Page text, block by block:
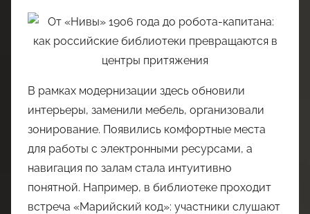
В рамках модернизации здесь обновили
интерьеры, заменили мебель, организовали
зонирование. Появились комфортные места
для работы с электронными ресурсами, а
навигация по залам стала интуитивно
понятной. Например, в библиотеке проходит
встреча «Марийский код»: участники слушают